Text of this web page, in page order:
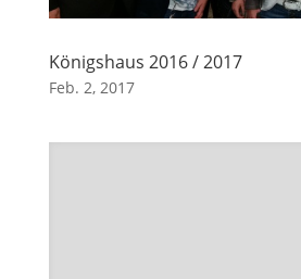
Königshaus 2016 / 2017
Feb. 2, 2017